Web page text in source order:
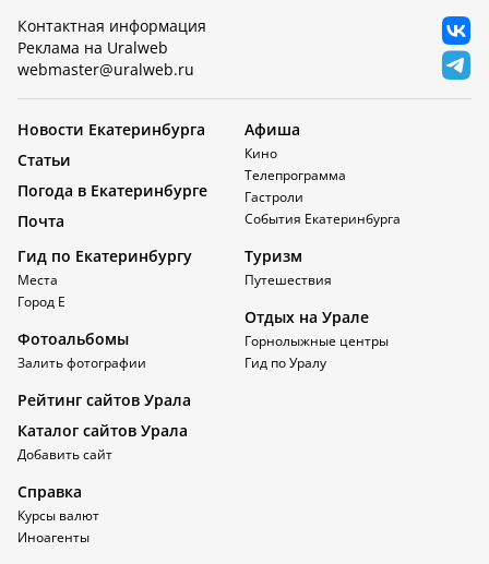
Контактная информация
Реклама на Uralweb
webmaster@uralweb.ru
Новости Екатеринбурга
Статьи
Погода в Екатеринбурге
Почта
Афиша
Кино
Телепрограмма
Гастроли
События Екатеринбурга
Гид по Екатеринбургу
Места
Город Е
Фотоальбомы
Залить фотографии
Туризм
Путешествия
Отдых на Урале
Горнолыжные центры
Гид по Уралу
Рейтинг сайтов Урала
Каталог сайтов Урала
Добавить сайт
Справка
Курсы валют
Иноагенты